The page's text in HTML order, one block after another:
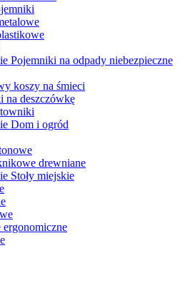
Pojemniki na odpady niebezpieczne
koszy na śmieci
na deszczówkę
Dom i ogród
drewniane
Stoły miejskie